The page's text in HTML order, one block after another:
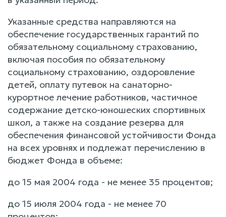
Указанные средства направляются на
обеспечение государственных гарантий по
обязательному социальному страхованию,
включая пособия по обязательному
социальному страхованию, оздоровление
детей, оплату путевок на санаторно-
курортное лечение работников, частичное
содержание детско-юношеских спортивных
школ, а также на создание резерва для
обеспечения финансовой устойчивости Фонда
на всех уровнях и подлежат перечислению в
бюджет Фонда в объеме:
до 15 мая 2004 года - не менее 35 процентов;
до 15 июля 2004 года - не менее 70